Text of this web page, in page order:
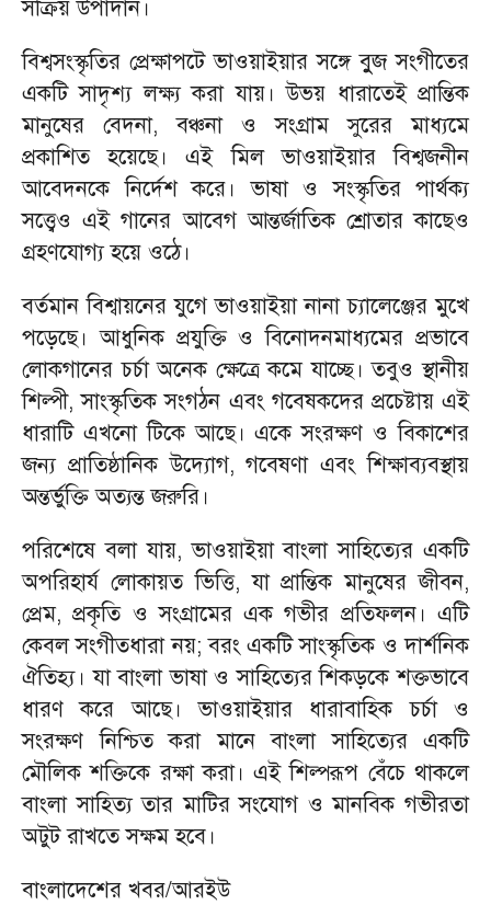
সক্রিয় উপাদান।
বিশ্বসংস্কৃতির প্রেক্ষাপটে ভাওয়াইয়ার সঙ্গে বুুজ সংগীতের
একটি সাদৃশ্য লক্ষ্য করা যায়। উভয় ধারাতেই প্রান্তিক
মানুষের বেদনা, বঞ্চনা ও সংগ্রাম সুরের মাধ্যমে
প্রকাশিত হয়েছে। এই মিল ভাওয়াইয়ার বিশ্বজনীন
আবেদনকে নির্দেশ করে। ভাষা ও সংস্কৃতির পার্থক্য
সত্ত্বেও এই গানের আবেগ আন্তর্জাতিক শ্রোতার কাছেও
গ্রহণযোগ্য হয়ে ওঠে।
বর্তমান বিশ্বায়নের যুগে ভাওয়াইয়া নানা চ্যালেঞ্জের মুখে
পড়েছে। আধুনিক প্রযুক্তি ও বিনোদনমাধ্যমের প্রভাবে
লোকগানের চর্চা অনেক ক্ষেত্রে কমে যাচ্ছে। তবুও স্থানীয়
শিল্পী, সাংস্কৃতিক সংগঠন এবং গবেষকদের প্রচেষ্টায় এই
ধারাটি এখনো টিকে আছে। একে সংরক্ষণ ও বিকাশের
জন্য প্রাতিষ্ঠানিক উদ্যোগ, গবেষণা এবং শিক্ষাব্যবস্থায়
অন্তর্ভুক্তি অত্যন্ত জরুরি।
পরিশেষে বলা যায়, ভাওয়াইয়া বাংলা সাহিত্যের একটি
অপরিহার্য লোকায়ত ভিত্তি, যা প্রান্তিক মানুষের জীবন,
প্রেম, প্রকৃতি ও সংগ্রামের এক গভীর প্রতিফলন। এটি
কেবল সংগীতধারা নয়; বরং একটি সাংস্কৃতিক ও দার্শনিক
ঐতিহ্য। যা বাংলা ভাষা ও সাহিত্যের শিকড়কে শক্তভাবে
ধারণ করে আছে। ভাওয়াইয়ার ধারাবাহিক চর্চা ও
সংরক্ষণ নিশ্চিত করা মানে বাংলা সাহিত্যের একটি
মৌলিক শক্তিকে রক্ষা করা। এই শিল্পরূপ বেঁচে থাকলে
বাংলা সাহিত্য তার মাটির সংযোগ ও মানবিক গভীরতা
অটুট রাখতে সক্ষম হবে।
বাংলাদেশের খবর/আরইউ